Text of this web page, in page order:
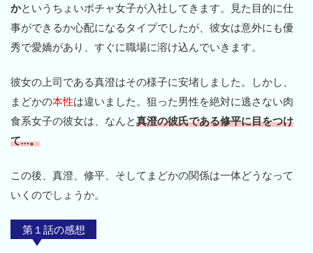
かというちょいポチャ女子が入社してきます。見た目的に仕
事ができるか心配になるタイプでしたが、彼女は意外にも優
秀で愛嬌があり、すぐに職場に溶け込んでいきます。
彼女の上司である真澄はその様子に安堵しました。しかし、
まどかの本性は違いました。狙った男性を絶対に逃さない肉
食系女子の彼女は、なんと真澄の彼氏である修平に目をつけ
て…。
この後、真澄、修平、そしてまどかの関係は一体どうなって
いくのでしょうか。
第１話の感想